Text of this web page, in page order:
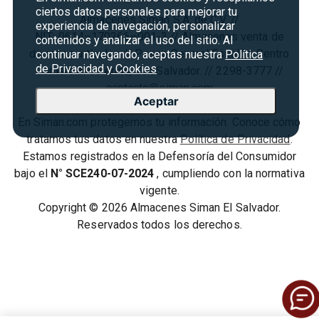
ciertos datos personales para mejorar tu
experiencia de navegación, personalizar
contenidos y analizar el uso del sitio. Al
continuar navegando, aceptas nuestra Política
de Privacidad y Cookies
Aceptar
Derecho de Retracto
Condiciones de uso
Términos y condiciones
Almacenes Siman S.A. de C.V. //
NIT: 0614–170266–001-3 // Almacenes venta de
diversos artículos // Paseo General Escalón, Centro
Comercial Galerías, San Salvador. // 2298-3777 //
contacto@siman.com
En Siman.com protegemos tu información. Conoce cómo
tratamos tus datos en nuestraPolítica de Privacidad.
Estamos registrados en la Defensoría del Consumidor
bajo el N° SCE240-07-2024 , cumpliendo con la normativa
vigente.
Copyright © 2026 Almacenes Siman El Salvador.
Reservados todos los derechos.